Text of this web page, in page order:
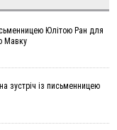
до університетів.
на 10%, але до
поліції про
Юлітою Ран для
Мавку
зустріч із письменницею